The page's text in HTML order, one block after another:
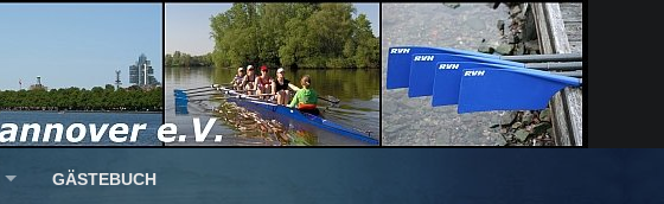
GÄSTEBUCH